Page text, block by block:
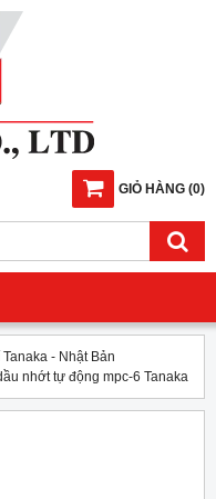
GIỎ HÀNG (0)
- Nhật Bản
nhớt tự động mpc-6 Tanaka